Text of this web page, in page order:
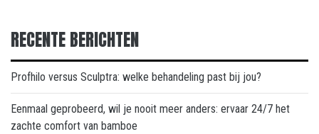
RECENTE BERICHTEN
Profhilo versus Sculptra: welke behandeling past bij jou?
Eenmaal geprobeerd, wil je nooit meer anders: ervaar 24/7 het
zachte comfort van bamboe